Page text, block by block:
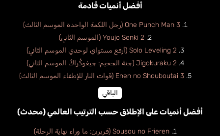
أفضل أنميات قادمة
One Punch Man 3 (رجل اللكمة الواحدة الموسم الثالث)
Youjo Senki 2 (الموسم الثاني)
Solo Leveling 2 (أرفع مستواي لوحدي الموسم الثاني)
Jigokuraku 2 (جنة الجحيم: جيغوكُراكُ الموسم الثاني)
Enen no Shouboutai 3 (قوات النار للإطفاء الموسم الثالث)
الباقي
أفضل أنميات على الإطلاق حسب الترتيب العالمي (محدث)
Sousou no Frieren (فريرين: ما وراء نهاية الرحلة)